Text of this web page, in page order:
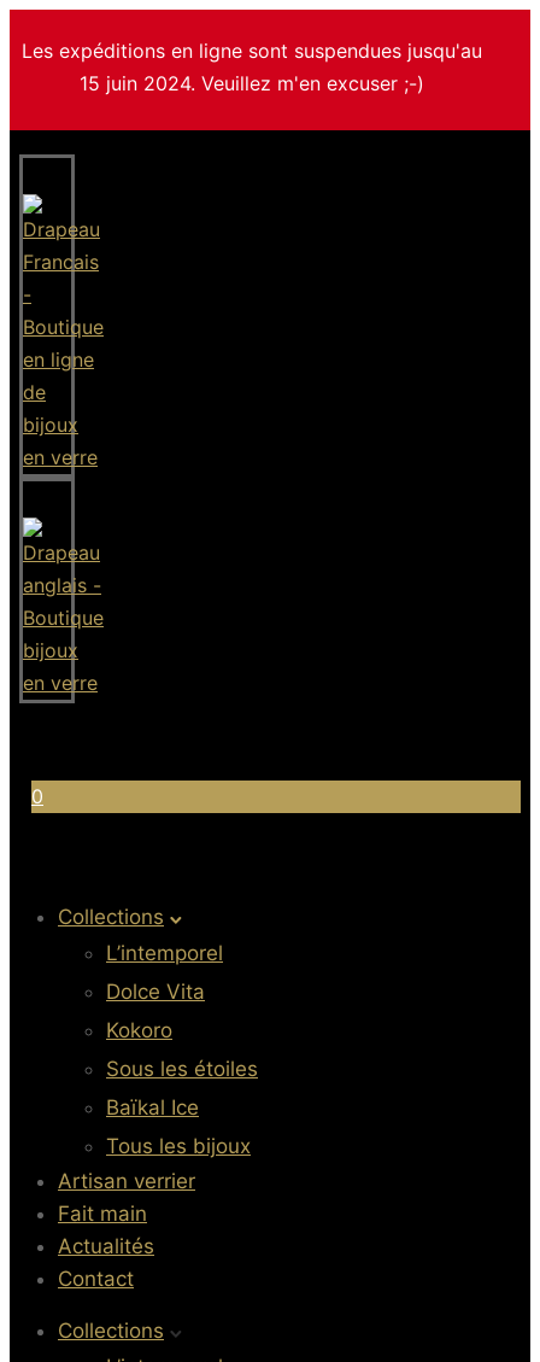
Les expéditions en ligne sont suspendues jusqu'au
15 juin 2024. Veuillez m'en excuser ;-)
0
Collections
L’intemporel
Dolce Vita
Kokoro
Sous les étoiles
Baïkal Ice
Tous les bijoux
Artisan verrier
Fait main
Actualités
Contact
Collections